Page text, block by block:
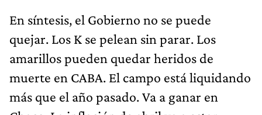
En síntesis, el Gobierno no se puede
quejar. Los K se pelean sin parar. Los
amarillos pueden quedar heridos de
muerte en CABA. El campo está liquidando
más que el año pasado. Va a ganar en